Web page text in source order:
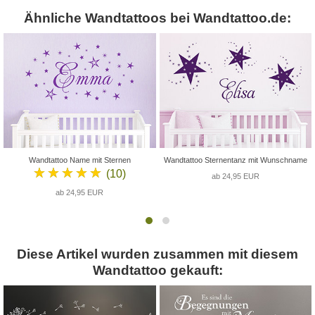
Ähnliche Wandtattoos bei Wandtattoo.de:
Wandtattoo Name mit Sternen
★★★★★ (10)
ab 24,95 EUR
Wandtattoo Sternentanz mit Wunschname
ab 24,95 EUR
Diese Artikel wurden zusammen mit diesem
Wandtattoo gekauft: